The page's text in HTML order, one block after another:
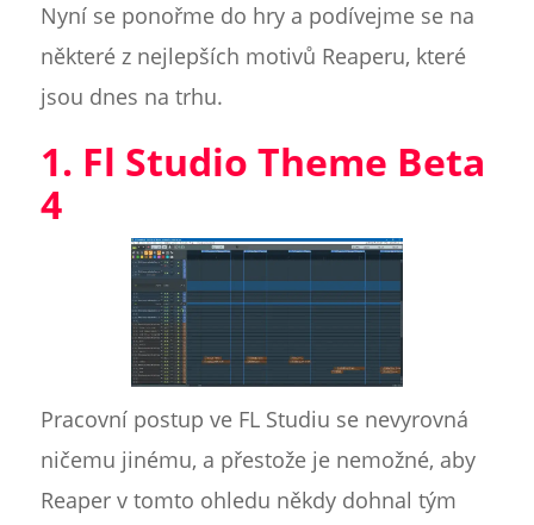
Nyní se ponořme do hry a podívejme se na
některé z nejlepších motivů Reaperu, které
jsou dnes na trhu.
1. Fl Studio Theme Beta
4
Pracovní postup ve FL Studiu se nevyrovná
ničemu jinému, a přestože je nemožné, aby
Reaper v tomto ohledu někdy dohnal tým